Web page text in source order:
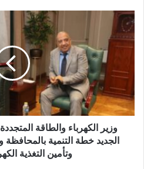
وزير الكهرباء والطاقة
الجديد خطة التنمية
وتأمين التغذية